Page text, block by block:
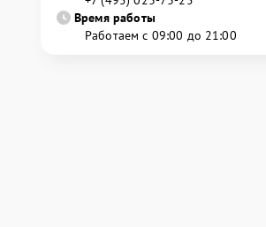
Время работы
Работаем с 09:00 до 21:00